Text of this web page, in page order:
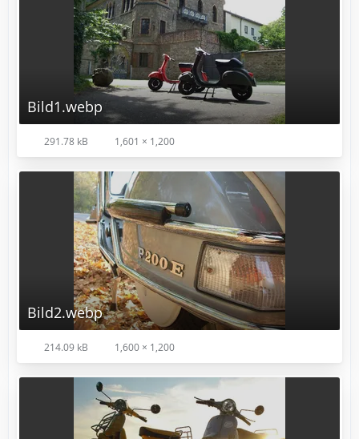
Bild1.webp
291.78 kB 1,601 × 1,200
Bild2.webp
214.09 kB 1,600 × 1,200